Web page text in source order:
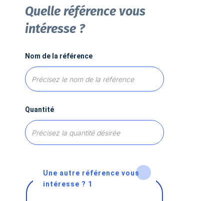
Quelle référence vous
intéresse ?
Nom de la référence
Quantité
Une autre référence vous
intéresse ? 1